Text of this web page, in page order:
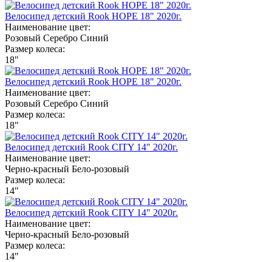
Велосипед детский Rook HOPE 18" 2020г.
Наименование цвет:
Розовый Серебро Синий
Размер колеса:
18"
Велосипед детский Rook HOPE 18" 2020г.
Наименование цвет:
Розовый Серебро Синий
Размер колеса:
18"
Велосипед детский Rook CITY 14" 2020г.
Наименование цвет:
Черно-красный Бело-розовый
Размер колеса:
14"
Велосипед детский Rook CITY 14" 2020г.
Наименование цвет:
Черно-красный Бело-розовый
Размер колеса:
14"